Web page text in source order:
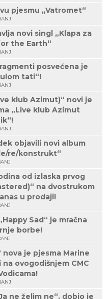
pjesmu „Vatromet“
novi singl „Klapa za
the Earth“
posvećena je
tati“!
klub Azimut)“ novi je
„Live klub Azimut
objavili novi album
re/konstrukt“
od izlaska prvog
na dvostrukom
u prodaji!
Sad“ je mračna
borbe!
je pjesma Marine
ovogodišnjem CMC
ne želim ne“, dobio je